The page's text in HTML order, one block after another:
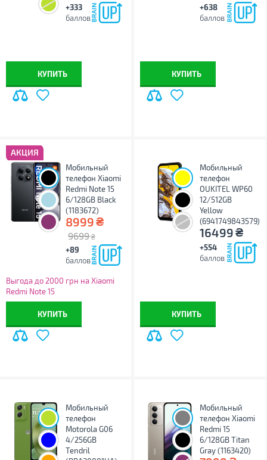
+333
баллов
КУПИТЬ
+638
баллов
КУПИТЬ
АКЦИЯ
Мобильный
телефон Xiaomi
Redmi Note 15
6/128GB Black
(1183672)
8999₴
9699 ₴
+89
баллов
Выгода до 2000 грн на Xiaomi
Redmi Note 15
КУПИТЬ
Мобильный
телефон
OUKITEL WP60
12/512GB
Yellow
(6941749843579)
16499₴
+554
баллов
КУПИТЬ
Мобильный
телефон
Motorola G06
4/256GB
Tendril
Мобильный
телефон Xiaomi
Redmi 15
6/128GB Titan
Gray (1163420)